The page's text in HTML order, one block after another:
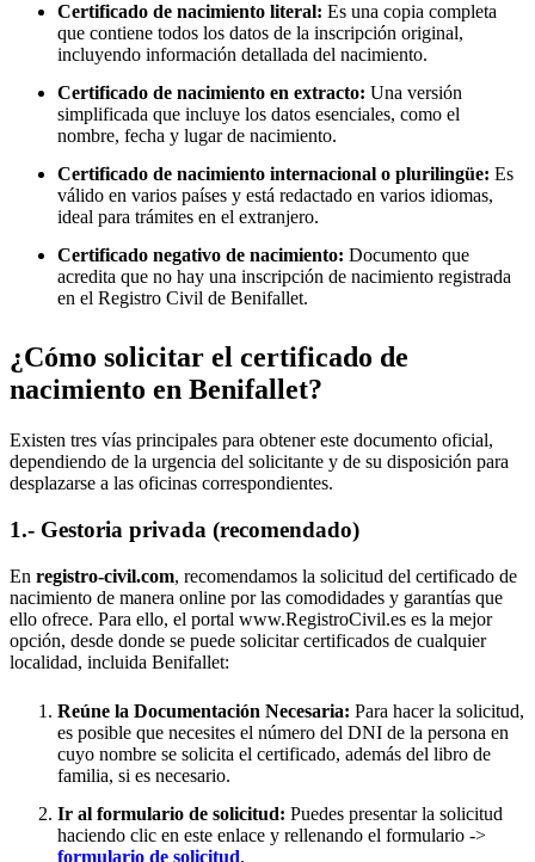
Certificado de nacimiento literal: Es una copia completa
que contiene todos los datos de la inscripción original,
incluyendo información detallada del nacimiento.
Certificado de nacimiento en extracto: Una versión
simplificada que incluye los datos esenciales, como el
nombre, fecha y lugar de nacimiento.
Certificado de nacimiento internacional o plurilingüe: Es
válido en varios países y está redactado en varios idiomas,
ideal para trámites en el extranjero.
Certificado negativo de nacimiento: Documento que
acredita que no hay una inscripción de nacimiento registrada
en el Registro Civil de Benifallet.
¿Cómo solicitar el certificado de
nacimiento en Benifallet?
Existen tres vías principales para obtener este documento oficial,
dependiendo de la urgencia del solicitante y de su disposición para
desplazarse a las oficinas correspondientes.
1.- Gestoria privada (recomendado)
En registro-civil.com, recomendamos la solicitud del certificado de
nacimiento de manera online por las comodidades y garantías que
ello ofrece. Para ello, el portal www.RegistroCivil.es es la mejor
opción, desde donde se puede solicitar certificados de cualquier
localidad, incluida Benifallet:
Reúne la Documentación Necesaria: Para hacer la solicitud,
es posible que necesites el número del DNI de la persona en
cuyo nombre se solicita el certificado, además del libro de
familia, si es necesario.
Ir al formulario de solicitud: Puedes presentar la solicitud
haciendo clic en este enlace y rellenando el formulario ->
formulario de solicitud.